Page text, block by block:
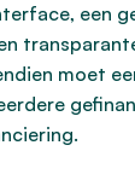
een
moet